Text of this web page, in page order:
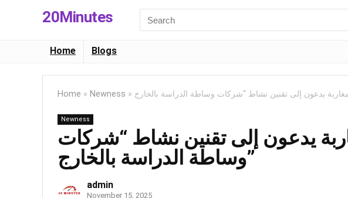
20Minutes
for:
Home Blogs
Home » Newness »
Newness
يدعون إلى تقنين نشاط “شركات
وساطة الدراسة بالخارج”
admin
November 15, 2025